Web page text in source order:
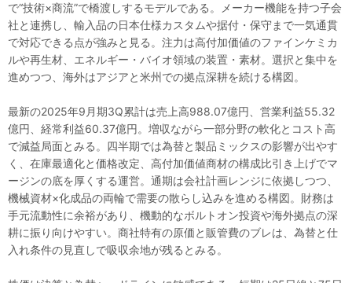
で“技術×商流”で橋渡しするモデルである。メーカー機能を持つ子会
社と連携し、輸入品の日本仕様カスタムや据付・保守まで一気通貫
で対応できる点が強みと見る。注力は高付加価値のファインケミカ
ルや再生材、エネルギー・バイオ領域の装置・素材。選択と集中を
進めつつ、海外はアジアと米州での拠点深耕を続ける構図。
最新の2025年9月期3Q累計は売上高988.07億円、営業利益55.32
億円、経常利益60.37億円。増収ながら一部分野の軟化とコスト高
で減益局面とみる。四半期では為替と製品ミックスの影響が出やす
く、在庫最適化と価格改定、高付加価値商材の構成比引き上げでマ
ージンの底を厚くする運営。通期は会社計画レンジに依拠しつつ、
機械資材×化成品の両輪で需要の散らし込みを進める構図。財務は
手元流動性に余裕があり、機動的なボルトオン投資や海外拠点の深
耕に振り向けやすい。商社特有の原価と販管費のブレは、為替と仕
入れ条件の見直しで吸収余地が残るとみる。